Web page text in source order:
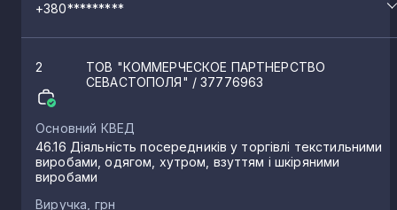
+380*********
2
ТОВ "КОММЕРЧЕСКОЕ ПАРТНЕРСТВО
СЕВАСТОПОЛЯ" / 37776963
Основний КВЕД
46.16 Діяльність посередників у торгівлі текстильними
виробами, одягом, хутром, взуттям і шкіряними
виробами
Виручка, грн